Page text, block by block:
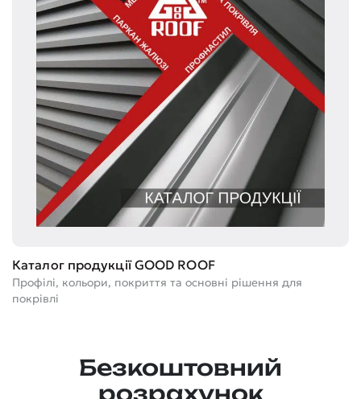
Каталог продукції GOOD ROOF
Профілі, кольори, покриття та основні рішення для
покрівлі
Безкоштовний
розрахунок